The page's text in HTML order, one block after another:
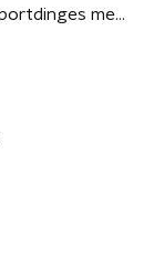
Ekdom in de Ochtend Sportdinges met Erik Dijkstra